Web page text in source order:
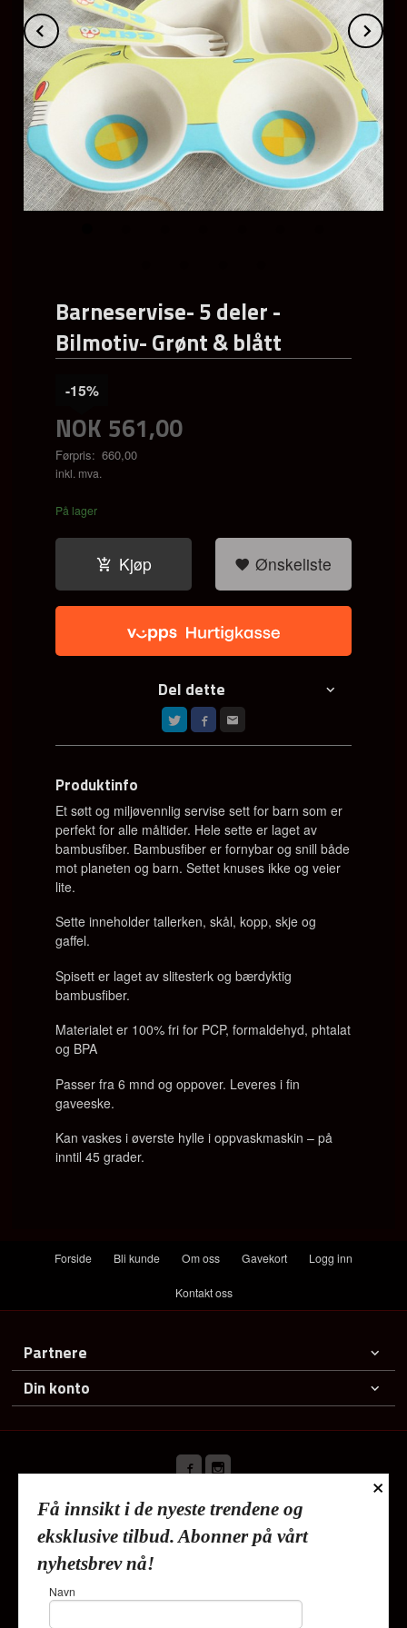
Prev
Barneservise- 5 deler -
Bilmotiv- Grønt & blått
NOK 561,00
Førpris: 660,00
Rabatt
-15%
inkl. mva.
På lager
Kjøp Ønskeliste
Del dette
Produktinfo
Et søtt og miljøvennlig servise sett for barn som er
perfekt for alle måltider. Hele sette er laget av
bambusfiber. Bambusfiber er fornybar og snill både
mot planeten og barn. Settet knuses ikke og veier
lite.
Sette inneholder tallerken, skål, kopp, skje og
gaffel.
Spisett er laget av slitesterk og bærdyktig
bambusfiber.
Materialet er 100% fri for PCP, formaldehyd, phtalat
og BPA
Passer fra 6 mnd og oppover. Leveres i fin
gaveeske.
Kan vaskes i øverste hylle i oppvaskmaskin – på
inntil 45 grader.
Forside Bli kunde Om oss Gavekort Logg inn
Kontakt oss
Partnere
Din konto
Frakt Kjøpsbetingelser
Sikkerhet og personvern
Nyhetsbrev
Lykkehjem As Deliveien 19 1540 Vestby Tlf.
Foretaksregisteret 820624882
×
Få innsikt i de nyeste trendene og
eksklusive tilbud. Abonner på vårt
nyhetsbrev nå!
Navn